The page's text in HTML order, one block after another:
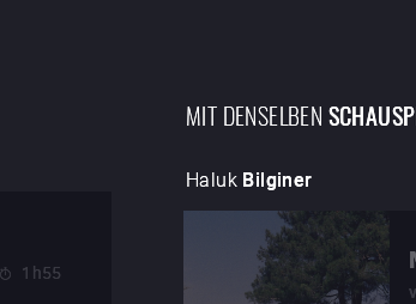
1h55
MIT DENSELBEN
Haluk Bilginer